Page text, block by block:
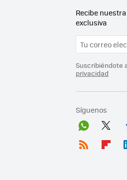
Recibe
exclusiva
Suscribiéndote
privacidad
Síguenos
Wh
Twit